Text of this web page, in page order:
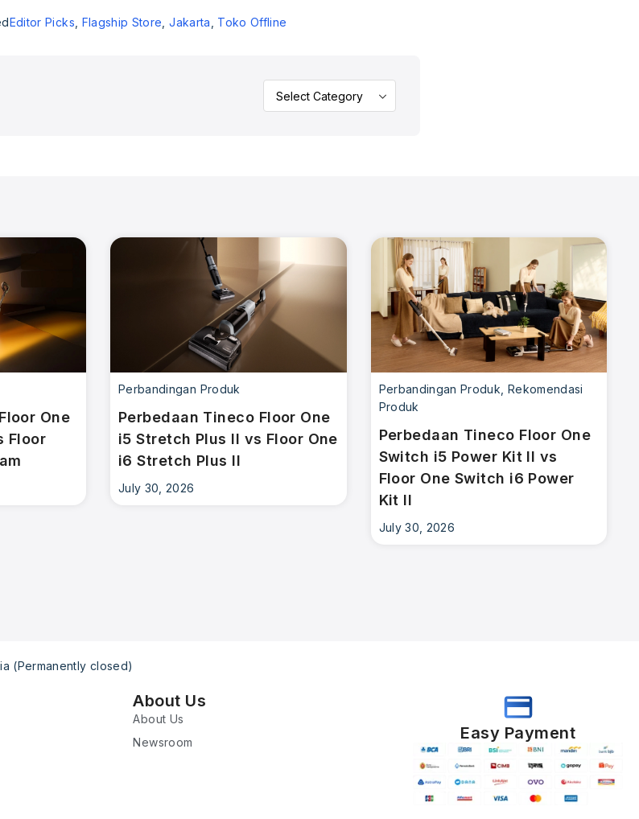
Editor Picks Flagship Store ,Jakarta Toko Offline
One
Floor
Perbandingan Produk
Perbedaan Tineco Floor One
i5 Stretch Plus II vs Floor One
i6 Stretch Plus II
July 30, 2026
Perbandingan Produk Rekomendasi
Produk
Perbedaan Tineco Floor One
Switch i5 Power Kit II vs
Floor One Switch i6 Power
Kit II
July 30, 2026
(Permanently closed)
About Us
About Us
Newsroom
Easy Payment